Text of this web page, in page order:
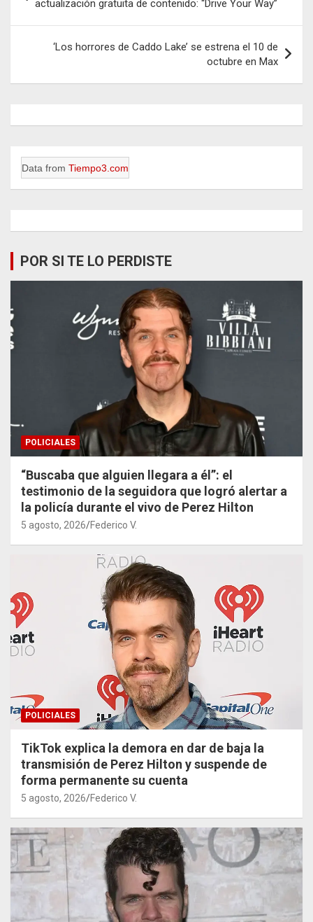
entradas
actualización gratuita de contenido: “Drive Your Way”
‘Los horrores de Caddo Lake’ se estrena el 10 de
octubre en Max
Data from Tiempo3.com
POR SI TE LO PERDISTE
POLICIALES
“Buscaba que alguien llegara a él”: el
testimonio de la seguidora que logró alertar a
la policía durante el vivo de Perez Hilton
5 agosto, 2026 Federico V.
POLICIALES
TikTok explica la demora en dar de baja la
transmisión de Perez Hilton y suspende de
forma permanente su cuenta
5 agosto, 2026 Federico V.